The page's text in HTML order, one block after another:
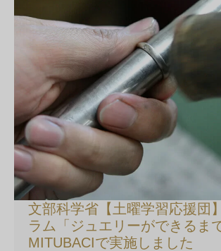
文部科学省【土曜学習応援団
ラム「ジュエリーができるま
MITUBACIで実施しました